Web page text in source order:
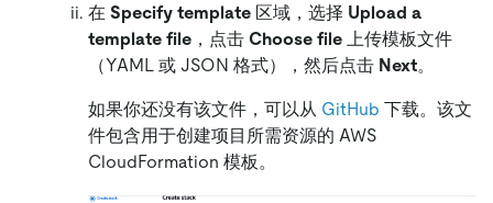
在 Specify template 区域，选择 Upload a
template file ，点击 Choose file 上传模板文件
（YAML 或 JSON 格式），然后点击 Next。
如果你还没有该文件，可以从 GitHub 下载。该文
件包含用于创建项目所需资源的 AWS
CloudFormation 模板。